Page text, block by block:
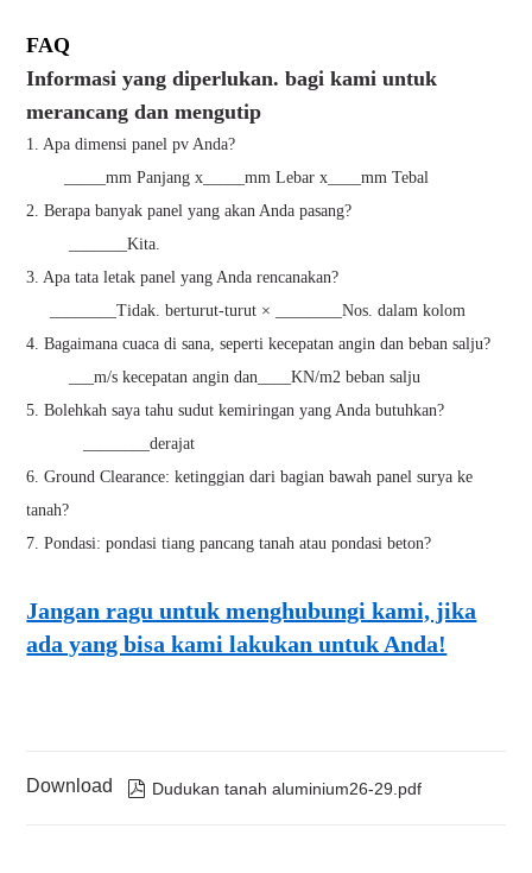
FAQ
Informasi yang diperlukan. bagi kami untuk
merancang dan mengutip
1. Apa dimensi panel pv Anda?
_____mm ​​Panjang x_____mm ​​Lebar x____mm ​​Tebal
2. Berapa banyak panel yang akan Anda pasang?
_______Kita.
3. Apa tata letak panel yang Anda rencanakan?
________Tidak. berturut-turut × ________Nos. dalam kolom
4. Bagaimana cuaca di sana, seperti kecepatan angin dan beban salju?
___m/s kecepatan angin dan____KN/m2 beban salju
5. Bolehkah saya tahu sudut kemiringan yang Anda butuhkan?
________derajat
6. Ground Clearance: ketinggian dari bagian bawah panel surya ke
tanah?
7. Pondasi: pondasi tiang pancang tanah atau pondasi beton?
Jangan ragu untuk menghubungi kami, jika
ada yang bisa kami lakukan untuk Anda!
Download  Dudukan tanah aluminium26-29.pdf